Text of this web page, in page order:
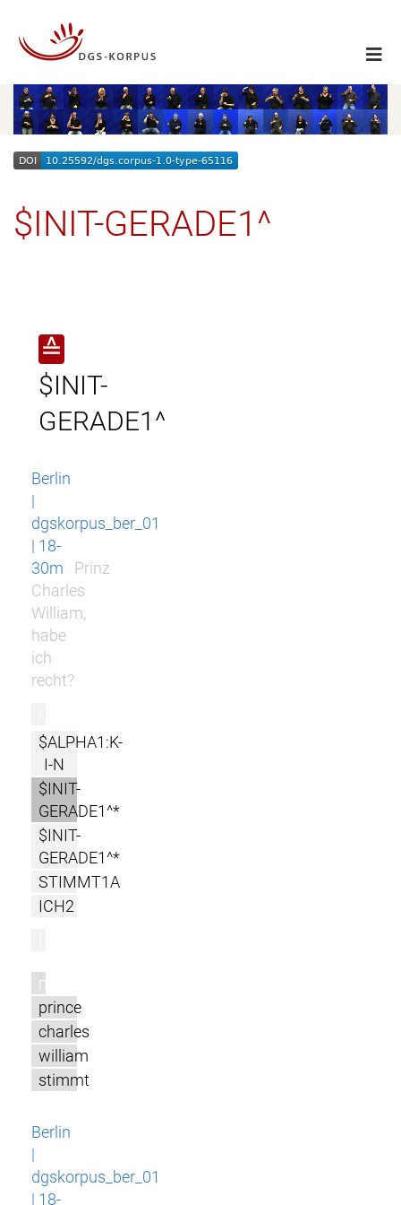
$INIT-GERADE1^
≙
$INIT-
GERADE1^
Berlin
|
dgskorpus_ber_01
| 18-
30m
Prinz
Charles
William,
habe
ich
recht?
$ALPHA1:K-
I-N
$INIT-
GERADE1^*
$INIT-
GERADE1^*
STIMMT1A
ICH2
m
prince
charles
william
stimmt
Berlin
|
dgskorpus_ber_01
| 18-